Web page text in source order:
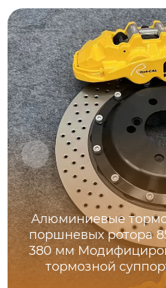
Алюминиевые
поршневых ротора
380 мм
тормозной